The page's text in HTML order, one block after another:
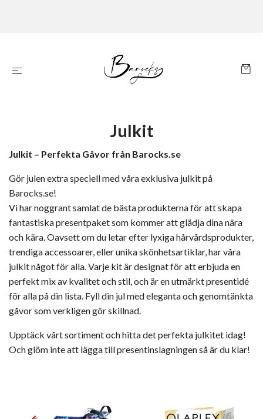
Julkit
Julkit – Perfekta Gåvor från Barocks.se
Gör julen extra speciell med våra exklusiva julkit på
Barocks.se!
Vi har noggrant samlat de bästa produkterna för att skapa
fantastiska presentpaket som kommer att glädja dina nära
och kära. Oavsett om du letar efter lyxiga hårvårdsprodukter,
trendiga accessoarer, eller unika skönhetsartiklar, har våra
julkit något för alla. Varje kit är designat för att erbjuda en
perfekt mix av kvalitet och stil, och är en utmärkt presentidé
för alla på din lista. Fyll din jul med eleganta och genomtänkta
gåvor som verkligen gör skillnad.
Upptäck vårt sortiment och hitta det perfekta julkitet idag!
Och glöm inte att lägga till presentinslagningen så är du klar!